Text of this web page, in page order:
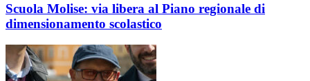
Scuola Molise: via libera al Piano regionale di
dimensionamento scolastico